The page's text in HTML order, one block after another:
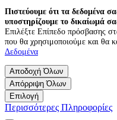
Πιστεύουμε ότι τα δεδομένα
υποστηρίζουμε το δικαίωμά
Επιλέξτε Επίπεδο πρόσβασης
που θα χρησιμοποιούμε και θα
Δεδομένα
Αποδοχή Όλων
Απόρριψη Όλων
Επιλογή
Περισσότερες Πληροφορίες